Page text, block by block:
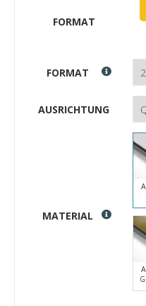
FORMAT
FORMAT
AUSRICHTUNG
MATERIAL